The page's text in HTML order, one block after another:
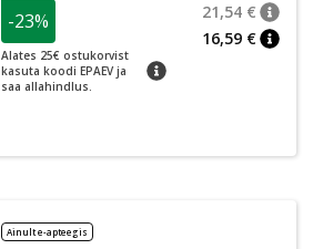
-23%
Alates 25€ ostukorvist
kasuta koodi EPAEV ja
saa allahindlus.
nõuanne
21,54 €
16,59 €
Ainult e-apteegis